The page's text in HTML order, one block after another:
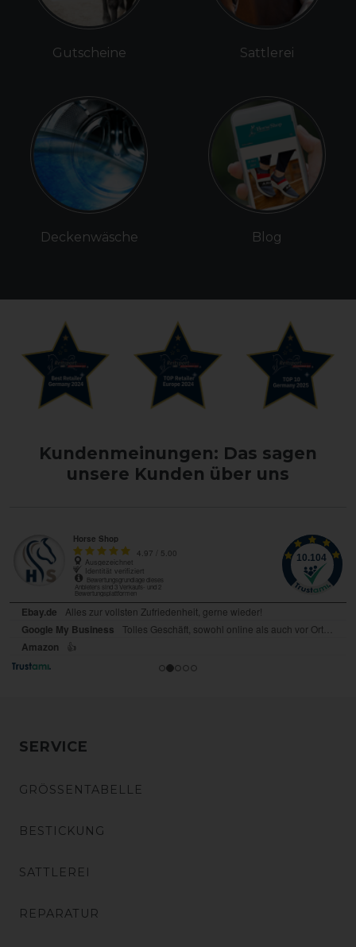
Gutscheine
Deckenwäsche
Sattlerei
Blog
Kundenmeinungen: Das sagen
unsere Kunden über uns
SERVICE
GRÖSSENTABELLE
BESTICKUNG
SATTLEREI
REPARATUR